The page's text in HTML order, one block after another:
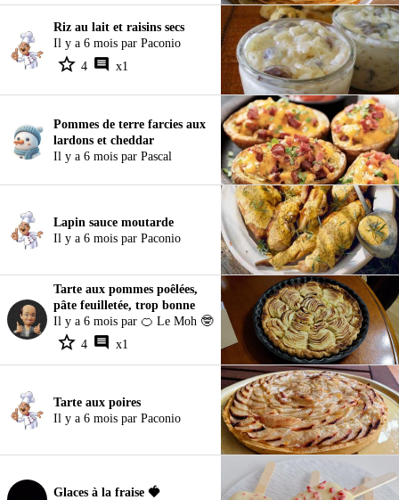
Riz au lait et raisins secs
Il y a 6 mois par Paconio
4
x1
Pommes de terre farcies aux
lardons et cheddar
Il y a 6 mois par Pascal
Lapin sauce moutarde
Il y a 6 mois par Paconio
Tarte aux pommes poêlées,
pâte feuilletée, trop bonne
Il y a 6 mois par 🍊 Le Moh 🤓
4
x1
Tarte aux poires
Il y a 6 mois par Paconio
Glaces à la fraise 🍓